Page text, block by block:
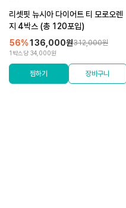
리셋핏 뉴시아 다이어트 티 모로오렌
지 4박스 (총 120포입)
56%136,000원312,000원
1박스당 34,000원